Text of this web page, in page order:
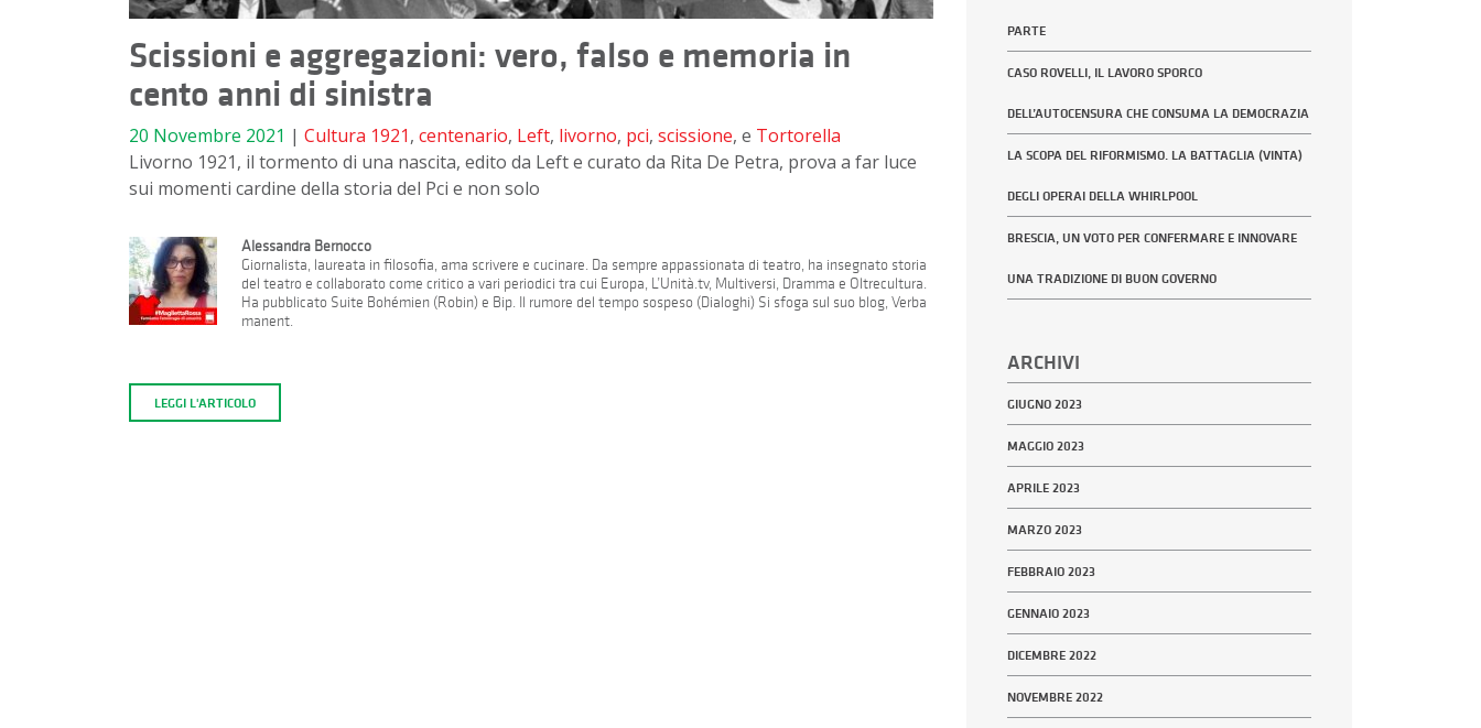
Scissioni e aggregazioni: vero, falso e memoria in
cento anni di sinistra
20 Novembre 2021 | Cultura 1921, centenario, Left, livorno, pci, scissione, e Tortorella
Livorno 1921, il tormento di una nascita, edito da Left e curato da Rita De Petra, prova a far luce
sui momenti cardine della storia del Pci e non solo
Alessandra Bernocco
Giornalista, laureata in filosofia, ama scrivere e cucinare. Da sempre appassionata di teatro, ha insegnato storia
del teatro e collaborato come critico a vari periodici tra cui Europa, L’Unità.tv, Multiversi, Dramma e Oltrecultura.
Ha pubblicato Suite Bohémien (Robin) e Bip. Il rumore del tempo sospeso (Dialoghi) Si sfoga sul suo blog, Verba
manent.
LEGGI L'ARTICOLO
PARTE
CASO ROVELLI, IL LAVORO SPORCO
DELL’AUTOCENSURA CHE CONSUMA LA DEMOCRAZIA
LA SCOPA DEL RIFORMISMO. LA BATTAGLIA (VINTA)
DEGLI OPERAI DELLA WHIRLPOOL
BRESCIA, UN VOTO PER CONFERMARE E INNOVARE
UNA TRADIZIONE DI BUON GOVERNO
ARCHIVI
GIUGNO 2023
MAGGIO 2023
APRILE 2023
MARZO 2023
FEBBRAIO 2023
GENNAIO 2023
DICEMBRE 2022
NOVEMBRE 2022